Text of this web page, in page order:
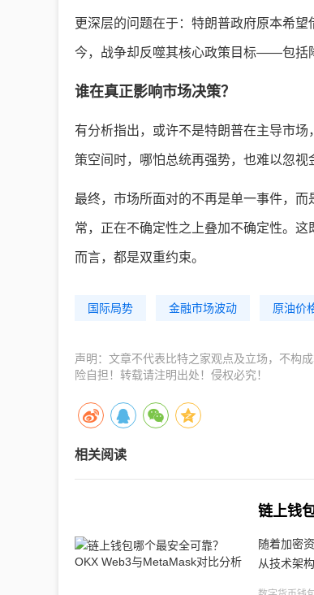
更深层的问题在于：特朗普政府原本希
今，战争却反噬其核心政策目标——包括
谁在真正影响市场决策？
有分析指出，或许不是特朗普在主导市
策空间时，哪怕总统再强势，也难以忽视
最终，市场所面对的不再是单一事件，
常，正在不确定性之上叠加不确定性。
而言，都是双重约束。
国际局势 金融市场波动 原油价
声明：文章不代表比特之家观点及立场，不构
险自担！转载请注明出处！侵权必究！
相关阅读
链上钱
随着加密
从技术架